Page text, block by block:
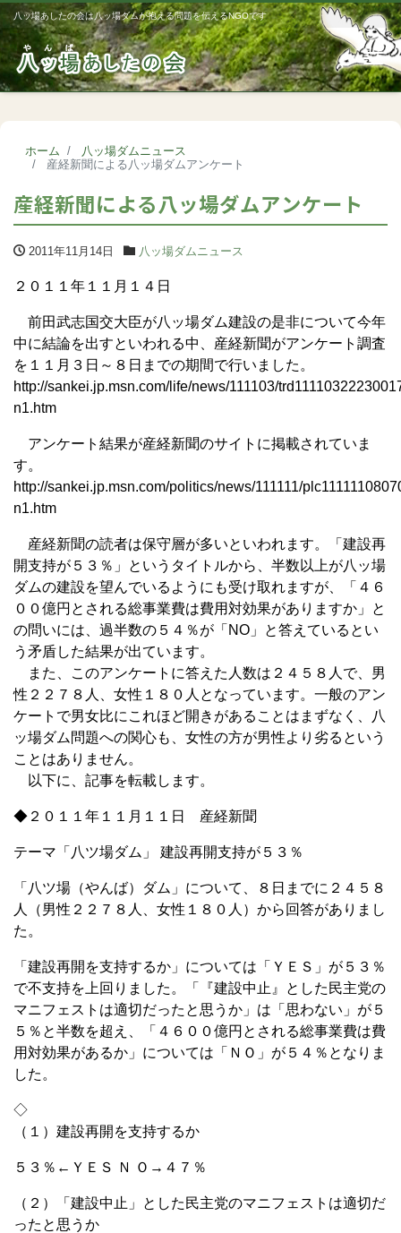
八ッ場あしたの会は八ッ場ダムが抱える問題を伝えるNGOです
ホーム
八ッ場ダムニュース
産経新聞による八ッ場ダムアンケート
産経新聞による八ッ場ダムアンケート
2011年11月14日 八ッ場ダムニュース
２０１１年１１月１４日
前田武志国交大臣が八ッ場ダム建設の是非について今年
中に結論を出すといわれる中、産経新聞がアンケート調査
を１１月３日～８日までの期間で行いました。
http://sankei.jp.msn.com/life/news/111103/
n1.htm
アンケート結果が産経新聞のサイトに掲載されていま
す。
http://sankei.jp.msn.com/politics/news/111111/
n1.htm
産経新聞の読者は保守層が多いといわれます。「建設再
開支持が５３％」というタイトルから、半数以上が八ッ場
ダムの建設を望んでいるようにも受け取れますが、「４６
００億円とされる総事業費は費用対効果がありますか」と
の問いには、過半数の５４％が「NO」と答えているとい
う矛盾した結果が出ています。
また、このアンケートに答えた人数は２４５８人で、男
性２２７８人、女性１８０人となっています。一般のアン
ケートで男女比にこれほど開きがあることはまずなく、八
ッ場ダム問題への関心も、女性の方が男性より劣るという
ことはありません。
以下に、記事を転載します。
◆２０１１年１１月１１日 産経新聞
テーマ「八ツ場ダム」 建設再開支持が５３％
「八ツ場（やんば）ダム」について、８日までに２４５８
人（男性２２７８人、女性１８０人）から回答がありまし
た。
「建設再開を支持するか」については「ＹＥＳ」が５３％
で不支持を上回りました。「『建設中止』とした民主党の
マニフェストは適切だったと思うか」は「思わない」が５
５％と半数を超え、「４６００億円とされる総事業費は費
用対効果があるか」については「ＮＯ」が５４％となりま
した。
◇
（１）建設再開を支持するか
５３％←ＹＥＳ Ｎ Ｏ→４７％
（２）「建設中止」とした民主党のマニフェストは適切だ
ったと思うか